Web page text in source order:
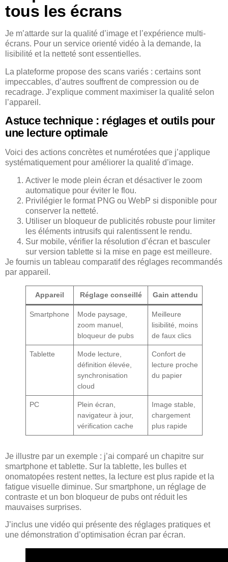
tous les écrans
Je m’attarde sur la qualité d’image et l’expérience multi-
écrans. Pour un service orienté vidéo à la demande, la
lisibilité et la netteté sont essentielles.
La plateforme propose des scans variés : certains sont
impeccables, d’autres souffrent de compression ou de
recadrage. J’explique comment maximiser la qualité selon
l’appareil.
Astuce technique : réglages et outils pour
une lecture optimale
Voici des actions concrètes et numérotées que j’applique
systématiquement pour améliorer la qualité d’image.
Activer le mode plein écran et désactiver le zoom
automatique pour éviter le flou.
Privilégier le format PNG ou WebP si disponible pour
conserver la netteté.
Utiliser un bloqueur de publicités robuste pour limiter
les éléments intrusifs qui ralentissent le rendu.
Sur mobile, vérifier la résolution d’écran et basculer
sur version tablette si la mise en page est meilleure.
Je fournis un tableau comparatif des réglages recommandés
par appareil.
Appareil Réglage conseillé Gain attendu
Smartphone
Mode paysage,
zoom manuel,
bloqueur de pubs
Meilleure
lisibilité, moins
de faux clics
Tablette
Mode lecture,
définition élevée,
synchronisation
cloud
Confort de
lecture proche
du papier
PC
Plein écran,
navigateur à jour,
vérification cache
Image stable,
chargement
plus rapide
Je illustre par un exemple : j’ai comparé un chapitre sur
smartphone et tablette. Sur la tablette, les bulles et
onomatopées restent nettes, la lecture est plus rapide et la
fatigue visuelle diminue. Sur smartphone, un réglage de
contraste et un bon bloqueur de pubs ont réduit les
mauvaises surprises.
J’inclus une vidéo qui présente des réglages pratiques et
une démonstration d’optimisation écran par écran.